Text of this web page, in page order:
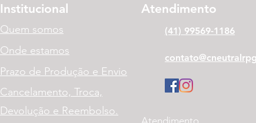
Institucional Atendimento
Quem somos (41) 99569-1186
Onde estamos
Prazo de Produção e Envio
Cancelamento, Troca,
Devolução e Reembolso.
Atendimento